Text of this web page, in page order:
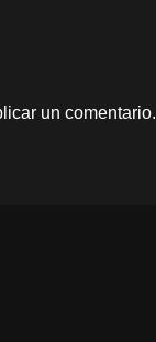
un comentario.